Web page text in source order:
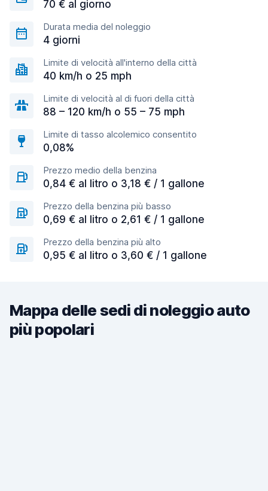
70 € al giorno
Durata media del noleggio
4 giorni
Limite di velocità all'interno della città
40 km/h o 25 mph
Limite di velocità al di fuori della città
88 – 120 km/h o 55 – 75 mph
Limite di tasso alcolemico consentito
0,08%
Prezzo medio della benzina
0,84 € al litro o 3,18 € / 1 gallone
Prezzo della benzina più basso
0,69 € al litro o 2,61 € / 1 gallone
Prezzo della benzina più alto
0,95 € al litro o 3,60 € / 1 gallone
Mappa delle sedi di noleggio auto
più popolari